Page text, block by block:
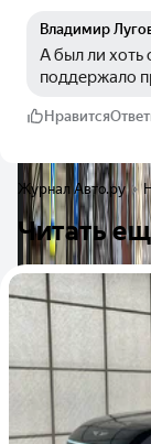
Владимир
А был ли
поддержало
Нравится
Журнал Авто.ру
Читать